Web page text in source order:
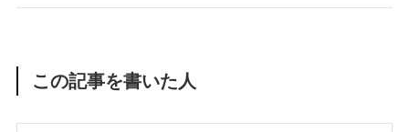
この記事を書いた人